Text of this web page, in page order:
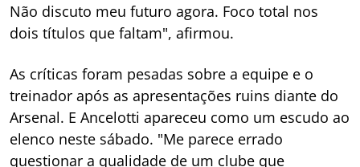
Não discuto meu futuro agora. Foco total nos
dois títulos que faltam", afirmou.
As críticas foram pesadas sobre a equipe e o
treinador após as apresentações ruins diante do
Arsenal. E Ancelotti apareceu como um escudo ao
elenco neste sábado. "Me parece errado
questionar a qualidade de um clube que